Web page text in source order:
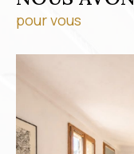
pour vous